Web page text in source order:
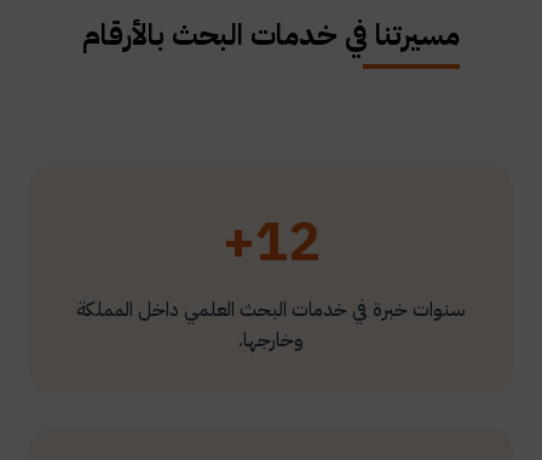
مسيرتنا في خدمات البحث بالأرقام
12+
سنوات خبرة في خدمات البحث العلمي داخل المملكة
وخارجها.